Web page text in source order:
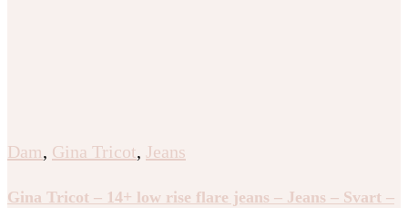
Dam, Gina Tricot, Jeans
Gina Tricot – 14+ low rise flare jeans – Jeans – Svart –